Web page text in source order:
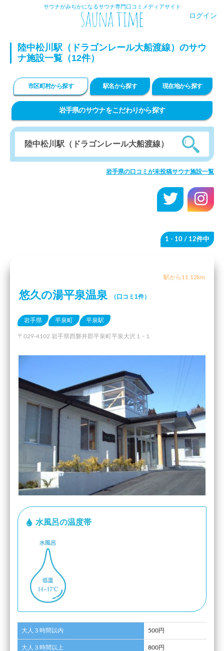
サウナがみぢかになるサウナ専門口コミメディアサイト
ログイン
陸中松川駅（ドラゴンレール大船渡線）のサウ
ナ施設一覧（12件）
市区町村から探す 駅名から探す 現在地から探す
岩手県のサウナをこだわりから探す
岩手県の口コミが未投稿サウナ施設一覧
1 - 10 / 12件中
駅から11.12km
悠久の湯平泉温泉 （口コミ1件）
岩手県 平泉町 平泉駅
〒029-4102 岩手県西磐井郡平泉町平泉大沢１−１
水風呂の温度帯
大人３時間以内 500円
大人３時間以上 800円